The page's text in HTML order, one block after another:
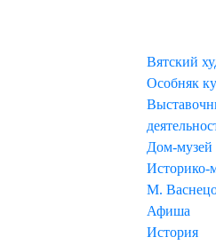
Вятский
Особняк
Дом-музей
М.
Афиша
История